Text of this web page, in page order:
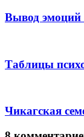
Вывод эмоций
Таблицы
Чикагская